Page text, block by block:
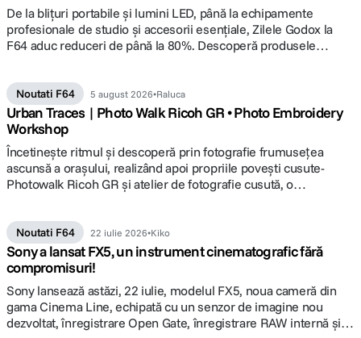
De la blițuri portabile și lumini LED, până la echipamente
profesionale de studio și accesorii esențiale, Zilele Godox la
F64 aduc reduceri de până la 80%. Descoperă produsele
Noutati F64 5 august 2026 Raluca
Urban Traces | Photo Walk Ricoh GR • Photo Embroidery
Workshop
Încetineşte ritmul şi descoperă prin fotografie frumuseţea
ascunsă a oraşului, realizând apoi propriile poveşti cusute-
Photowalk Ricoh GR şi atelier de fotografie cusută, o
Noutati F64 22 iulie 2026 Kiko
Sony a lansat FX5, un instrument cinematografic fără
compromisuri!
Sony lansează astăzi, 22 iulie, modelul FX5, noua cameră din
gama Cinema Line, echipată cu un senzor de imagine nou
dezvoltat, înregistrare Open Gate, înregistrare RAW internă și